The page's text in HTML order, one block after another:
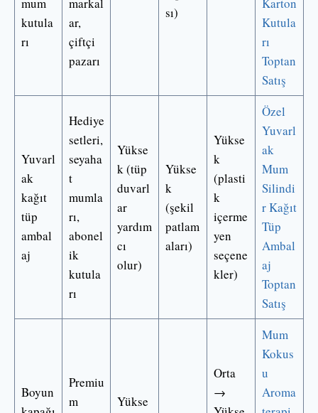
kutula
rı
ar,
çiftçi
pazarı
sı)
Kutula
rı
Toptan
Satış
Yuvarl
ak
kağıt
tüp
ambal
aj
Hediye
setleri,
seyaha
t
mumla
rı,
abonel
ik
kutula
rı
Yükse
k (tüp
duvarl
ar
yardım
cı
olur)
Yükse
k
(şekil
patlam
aları)
Yükse
k
(plasti
k
içerme
yen
seçene
kler)
Özel
Yuvarl
ak
Mum
Silindi
r Kağıt
Tüp
Ambal
aj
Toptan
Satış
Boyun
Premiu
m
Yükse
Orta
→
Mum
Kokus
u
Aroma